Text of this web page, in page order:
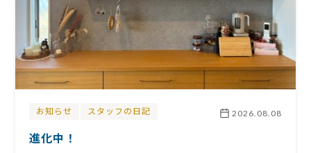
お知らせ スタッフの日記 2026.08.08
進化中！